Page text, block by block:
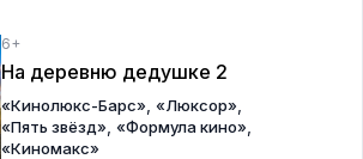
6+
На деревню дедушке 2
«Кинолюкс-Барс», «Люксор»,
«Пять звёзд», «Формула кино»,
«Киномакс»